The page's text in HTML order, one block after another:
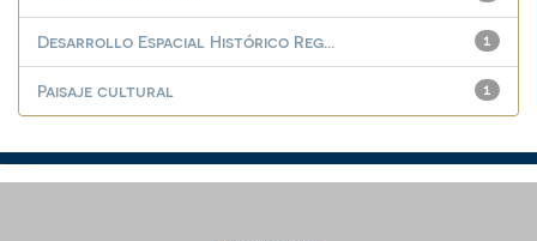
1
Desarrollo Espacial Histórico Reg...
1
Paisaje cultural